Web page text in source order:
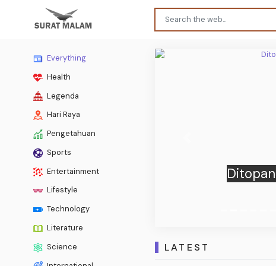
Everything
Health
Legenda
Hari Raya
Pengetahuan
Sports
Entertainment
Lifestyle
Technology
Literature
Science
LATEST